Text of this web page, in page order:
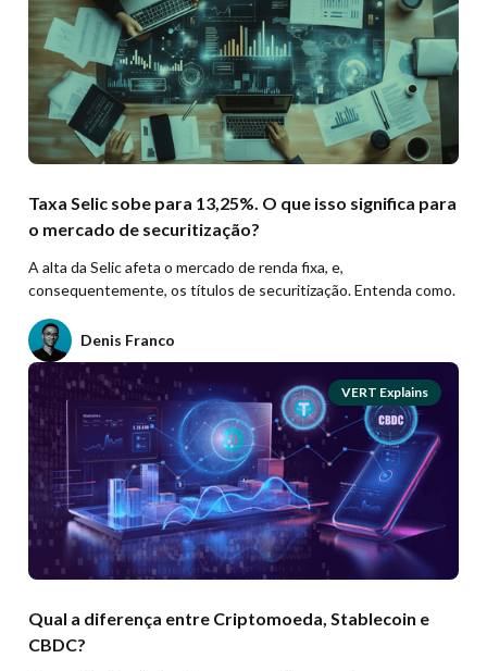
Taxa Selic sobe para 13,25%. O que isso significa para
o mercado de securitização?
A alta da Selic afeta o mercado de renda fixa, e,
consequentemente, os títulos de securitização. Entenda como.
Denis Franco
VERT Explains
Qual a diferença entre Criptomoeda, Stablecoin e
CBDC?